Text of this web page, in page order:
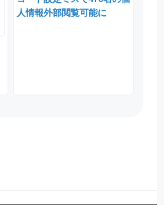
人情報外部閲覧可能に